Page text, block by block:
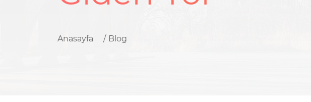
Anasayfa Blog